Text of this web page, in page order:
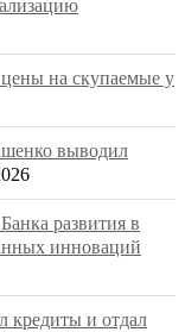
на скупаемые у
выводил
развития в
инноваций
кредиты и отдал